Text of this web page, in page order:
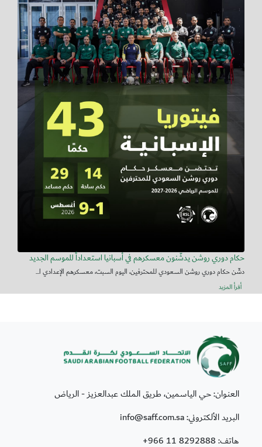
حكام دوري روشن يدشّنون معسكرهم في أسبانيا استعداداً للموسم الجديد
دشّن حكام دوري روشن السعودي للمحترفين، اليوم السبت، معسكرهم الإعدادي ا...
أقرأ المزيد
العنوان: حي الياسمين، طريق الملك عبدالعزيز - الرياض
البريد الألكتروني: info@saff.com.sa
هاتف:+966 11 8292888